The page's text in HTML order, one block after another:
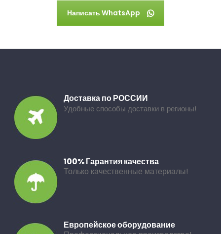
Написать WhatsApp
Доставка по РОССИИ
Удобные способы доставки в регионы!
100% Гарантия качества
Только качественные материалы!
Европейское оборудование